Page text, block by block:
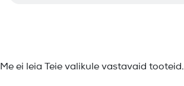
Me ei leia Teie valikule vastavaid tooteid.